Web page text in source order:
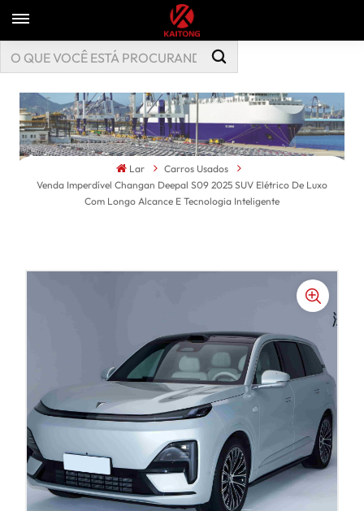
Lar
Carros Usados
Venda Imperdível Changan Deepal S09 2025 SUV Elétrico De Luxo
Com Longo Alcance E Tecnologia Inteligente